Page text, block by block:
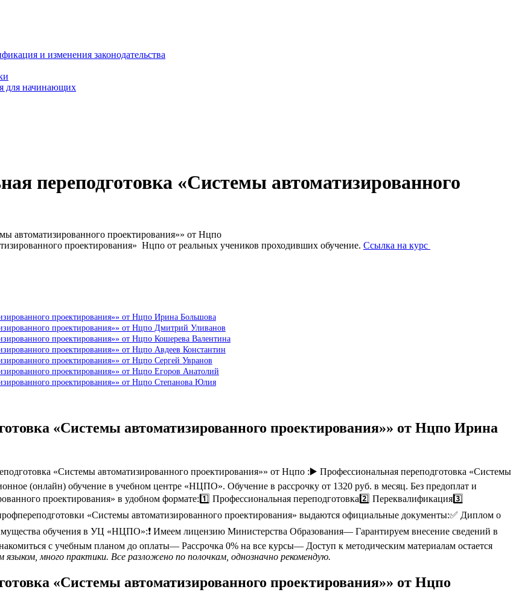
и изменения законодательства
для начинающих
переподготовка «Системы автоматизированного
автоматизированного проектирования»» от Нцпо
проектирования» Нцпо от реальных учеников проходивших обучение. Ссылка на курс
проектирования»» от Нцпо Ирина Большова
проектирования»» от Нцпо Дмитрий Уливанов
проектирования»» от Нцпо Кошерева Валентина
проектирования»» от Нцпо Авдеев Константин
проектирования»» от Нцпо Сергей Увранов
проектирования»» от Нцпо Егоров Анатолий
проектирования»» от Нцпо Степанова Юлия
«Системы автоматизированного проектирования»» от Нцпо Ирина
«Системы автоматизированного проектирования»» от Нцпо :▶️ Профессиональная переподготовка «Системы
(онлайн) обучение в учебном центре «НЦПО». Обучение в рассрочку от 1320 руб. в месяц. Без предоплат и
проектирования» в удобном формате:1️⃣ Профессиональная переподготовка2️⃣ Переквалификация3️⃣
«Системы автоматизированного проектирования» выдаются официальные документы:✅ Диплом о
обучения в УЦ «НЦПО»:❗️ Имеем лицензию Министерства Образования— Гарантируем внесение сведений в
с учебным планом до оплаты— Рассрочка 0% на все курсы— Доступ к методическим материалам остается
языком, много практики. Все разложено по полочкам, однозначно рекомендую.
«Системы автоматизированного проектирования»» от Нцпо